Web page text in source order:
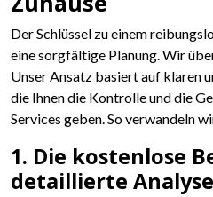
Der Schlüssel zu einem
eine sorgfältige Planung. Wir
Unser Ansatz basiert auf klaren
die Ihnen die Kontrolle und die
Services geben. So verwandeln
1. Die kostenlose
detaillierte Analyse